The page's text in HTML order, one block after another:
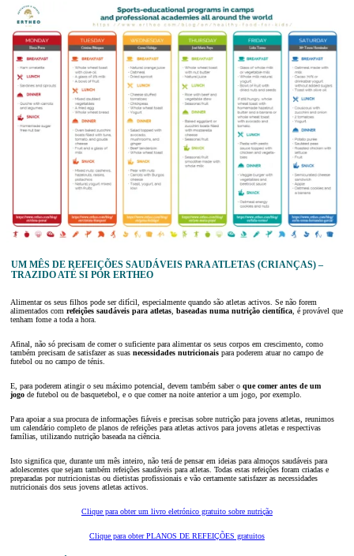
UM MÊS DE REFEIÇÕES SAUDÁVEIS PARA ATLETAS (CRIANÇAS) –
TRAZIDO ATÉ SI POR ERTHEO
Alimentar os seus filhos pode ser difícil, especialmente quando são atletas activos. Se não forem
alimentados com refeições saudáveis para atletas baseadas numa nutrição científica , é provável que
tenham fome a toda a hora.
Afinal, não só precisam de comer o suficiente para alimentar os seus corpos em crescimento, como
também precisam de satisfazer as suas necessidades nutricionais para poderem atuar no campo de
futebol ou no campo de ténis.
E, para poderem atingir o seu máximo potencial, devem também saber o que comer antes de um
jogo de futebol ou de basquetebol, e o que comer na noite anterior a um jogo, por exemplo.
Para apoiar a sua procura de informações fiáveis e precisas sobre nutrição para jovens atletas, reunimos
um calendário completo de planos de refeições para atletas activos para jovens atletas e respectivas
famílias, utilizando nutrição baseada na ciência.
Isto significa que, durante um mês inteiro, não terá de pensar em ideias para almoços saudáveis para
adolescentes que sejam também refeições saudáveis para atletas. Todas estas refeições foram criadas e
preparadas por nutricionistas ou dietistas profissionais e vão certamente satisfazer as necessidades
nutricionais dos seus jovens atletas activos.
Clique para obter um livro eletrónico gratuito sobre nutrição
Clique para obter PLANOS DE REFEIÇÕES gratuitos